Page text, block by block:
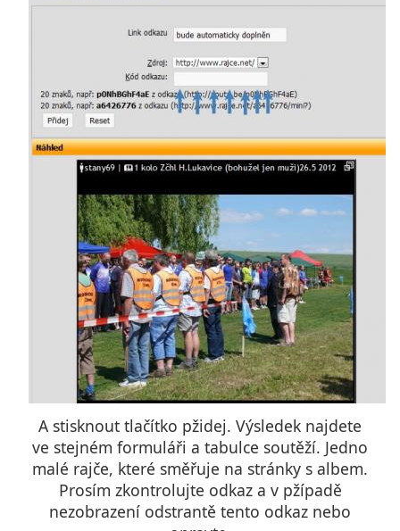
A stisknout tlačítko pžidej. Výsledek najdete
ve stejném formuláři a tabulce soutěží. Jedno
malé rajče, které směřuje na stránky s albem.
Prosím zkontrolujte odkaz a v pžípadě
nezobrazení odstrantě tento odkaz nebo